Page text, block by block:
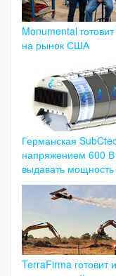
Monumental
на рынок США
Германская
напряжением 600 В
выдавать
TerraFirma готовит